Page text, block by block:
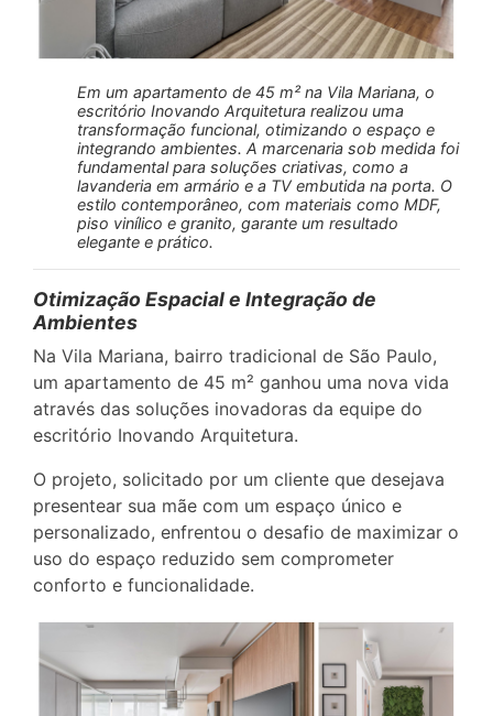
Em um apartamento de 45 m² na Vila Mariana, o
escritório Inovando Arquitetura realizou uma
transformação funcional, otimizando o espaço e
integrando ambientes. A marcenaria sob medida foi
fundamental para soluções criativas, como a
lavanderia em armário e a TV embutida na porta. O
estilo contemporâneo, com materiais como MDF,
piso vinílico e granito, garante um resultado
elegante e prático.
Otimização Espacial e Integração de
Ambientes
Na Vila Mariana, bairro tradicional de São Paulo,
um apartamento de 45 m² ganhou uma nova vida
através das soluções inovadoras da equipe do
escritório Inovando Arquitetura.
O projeto, solicitado por um cliente que desejava
presentear sua mãe com um espaço único e
personalizado, enfrentou o desafio de maximizar o
uso do espaço reduzido sem comprometer
conforto e funcionalidade.